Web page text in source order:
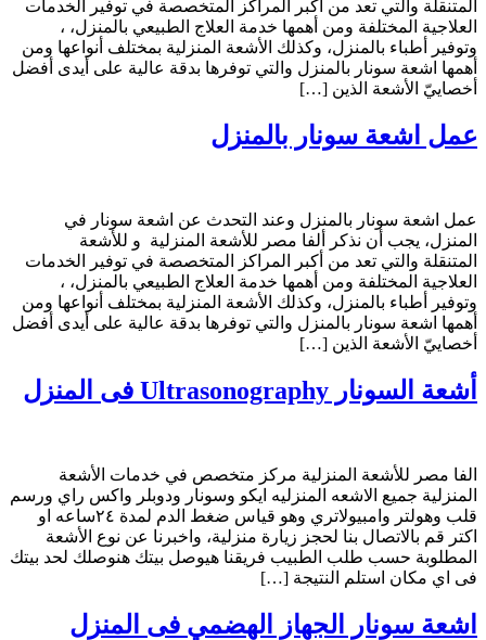
المتنقلة والتي تعد من أكبر المراكز المتخصصة في توفير الخدمات
العلاجية المختلفة ومن أهمها خدمة العلاج الطبيعي بالمنزل، ،
وتوفير أطباء بالمنزل، وكذلك الأشعة المنزلية بمختلف أنواعها ومن
أهمها اشعة سونار بالمنزل والتي توفرها بدقة عالية على أيدى أفضل
أخصاييّ الأشعة الذين […]
عمل اشعة سونار بالمنزل
عمل اشعة سونار بالمنزل وعند التحدث عن اشعة سونار في
المنزل، يجب أن نذكر ألفا مصر للأشعة المنزلية و للأشعة
المتنقلة والتي تعد من أكبر المراكز المتخصصة في توفير الخدمات
العلاجية المختلفة ومن أهمها خدمة العلاج الطبيعي بالمنزل، ،
وتوفير أطباء بالمنزل، وكذلك الأشعة المنزلية بمختلف أنواعها ومن
أهمها اشعة سونار بالمنزل والتي توفرها بدقة عالية على أيدى أفضل
أخصاييّ الأشعة الذين […]
أشعة السونار Ultrasonography فى المنزل
الفا مصر للأشعة المنزلية مركز متخصص في خدمات الأشعة
المنزلية جميع الاشعه المنزليه ايكو وسونار ودوبلر واكس راي ورسم
قلب وهولتر وامبيولاتري وهو قياس ضغط الدم لمدة ٢٤ساعه او
اكتر قم بالاتصال بنا لحجز زيارة منزلية، واخبرنا عن نوع الأشعة
المطلوبة حسب طلب الطبيب فريقنا هيوصل بيتك هنوصلك لحد بيتك
فى اي مكان استلم النتيجة […]
اشعة سونار الجهاز الهضمي فى المنزل